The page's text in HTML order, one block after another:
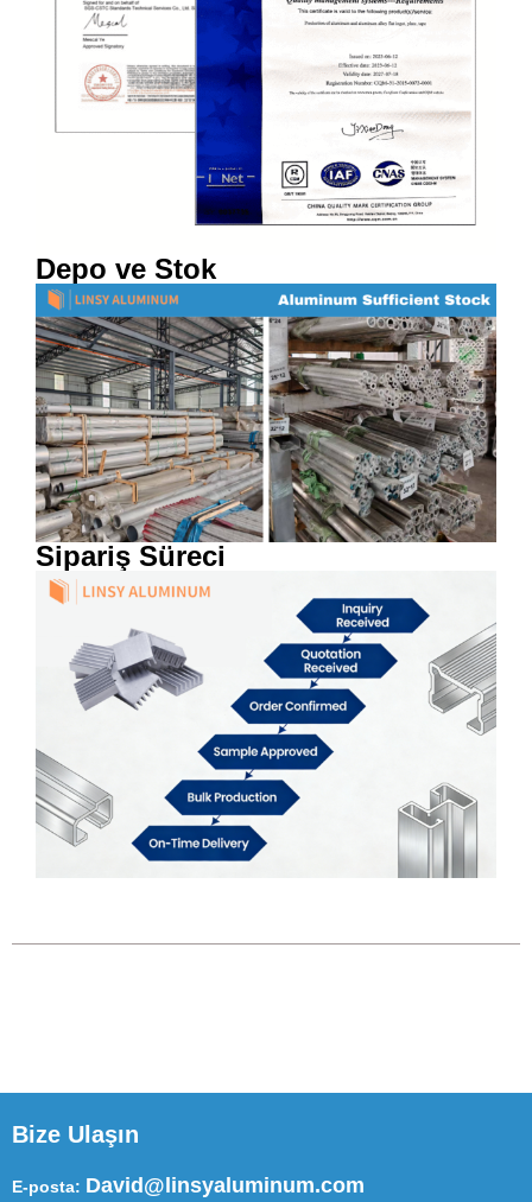
Depo ve Stok
Sipariş Süreci
Bize Ulaşın
E-posta: David@linsyaluminum.com